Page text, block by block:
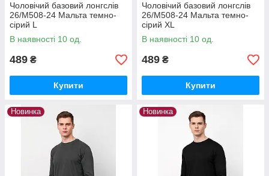
Чоловічий базовий лонгслів
26/М508-24 Мальта темно-
сірий L
В наявності 10 од.
489 ₴
Купити
Чоловічий базовий лонгслів
26/М508-24 Мальта темно-
сірий XL
В наявності 10 од.
489 ₴
Купити
Новинка Новинка